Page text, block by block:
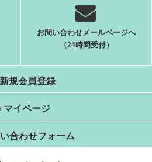
お問い合わせメールページへ
（24時間受付）
新規会員登録
マイページ
合わせフォーム